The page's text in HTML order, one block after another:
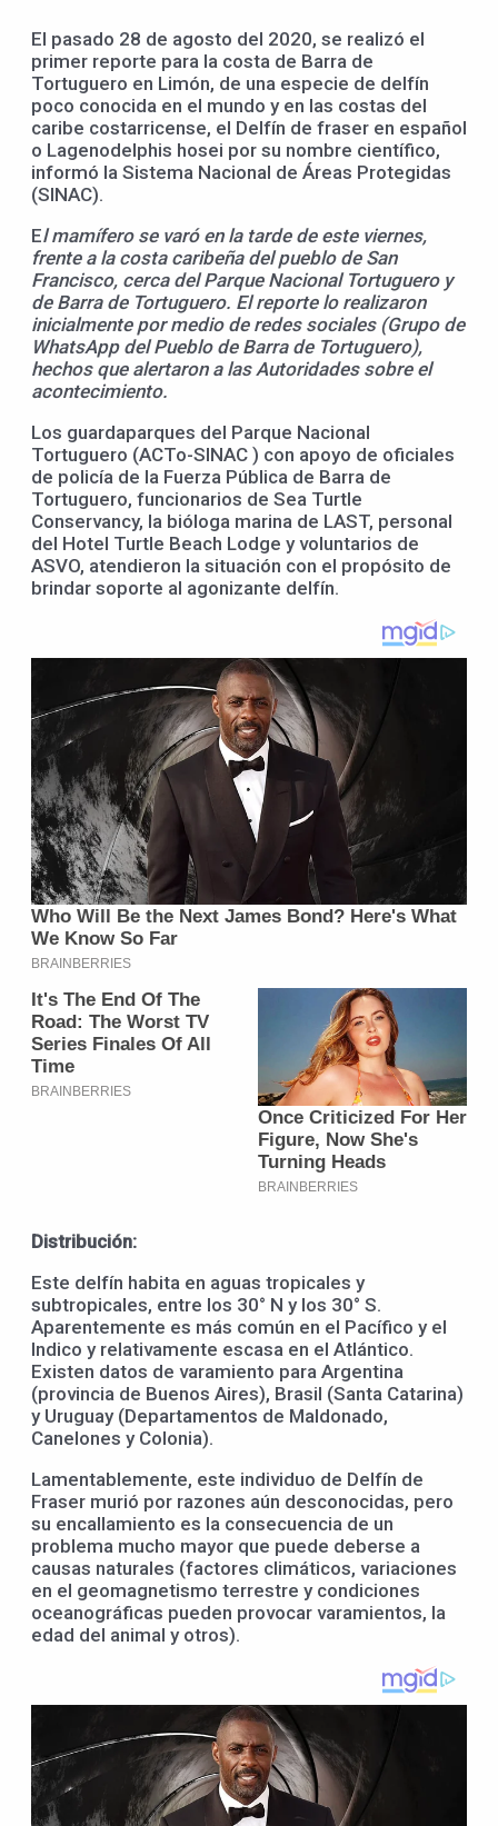
El pasado 28 de agosto del 2020, se realizó el
primer reporte para la costa de Barra de
Tortuguero en Limón, de una especie de delfín
poco conocida en el mundo y en las costas del
caribe costarricense, el Delfín de fraser en español
o Lagenodelphis hosei por su nombre científico,
informó la Sistema Nacional de Áreas Protegidas
(SINAC).
El mamífero se varó en la tarde de este viernes,
frente a la costa caribeña del pueblo de San
Francisco, cerca del Parque Nacional Tortuguero y
de Barra de Tortuguero. El reporte lo realizaron
inicialmente por medio de redes sociales (Grupo de
WhatsApp del Pueblo de Barra de Tortuguero),
hechos que alertaron a las Autoridades sobre el
acontecimiento.
Los guardaparques del Parque Nacional
Tortuguero (ACTo-SINAC ) con apoyo de oficiales
de policía de la Fuerza Pública de Barra de
Tortuguero, funcionarios de Sea Turtle
Conservancy, la bióloga marina de LAST, personal
del Hotel Turtle Beach Lodge y voluntarios de
ASVO, atendieron la situación con el propósito de
brindar soporte al agonizante delfín.
Distribución:
Este delfín habita en aguas tropicales y
subtropicales, entre los 30° N y los 30° S.
Aparentemente es más común en el Pacífico y el
Indico y relativamente escasa en el Atlántico.
Existen datos de varamiento para Argentina
(provincia de Buenos Aires), Brasil (Santa Catarina)
y Uruguay (Departamentos de Maldonado,
Canelones y Colonia).
Lamentablemente, este individuo de Delfín de
Fraser murió por razones aún desconocidas, pero
su encallamiento es la consecuencia de un
problema mucho mayor que puede deberse a
causas naturales (factores climáticos, variaciones
en el geomagnetismo terrestre y condiciones
oceanográficas pueden provocar varamientos, la
edad del animal y otros).